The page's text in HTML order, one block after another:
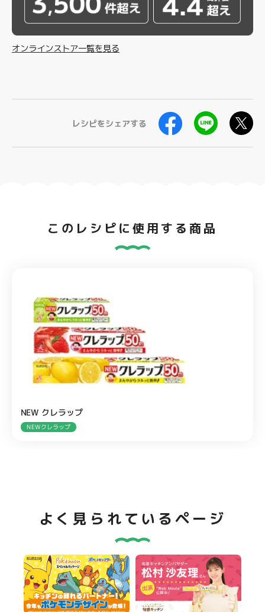
オンラインストア一覧を見る
レシピをシェアする
このレシピに使用する商品
NEW クレラップ
NEWクレラップ
よく見られているページ